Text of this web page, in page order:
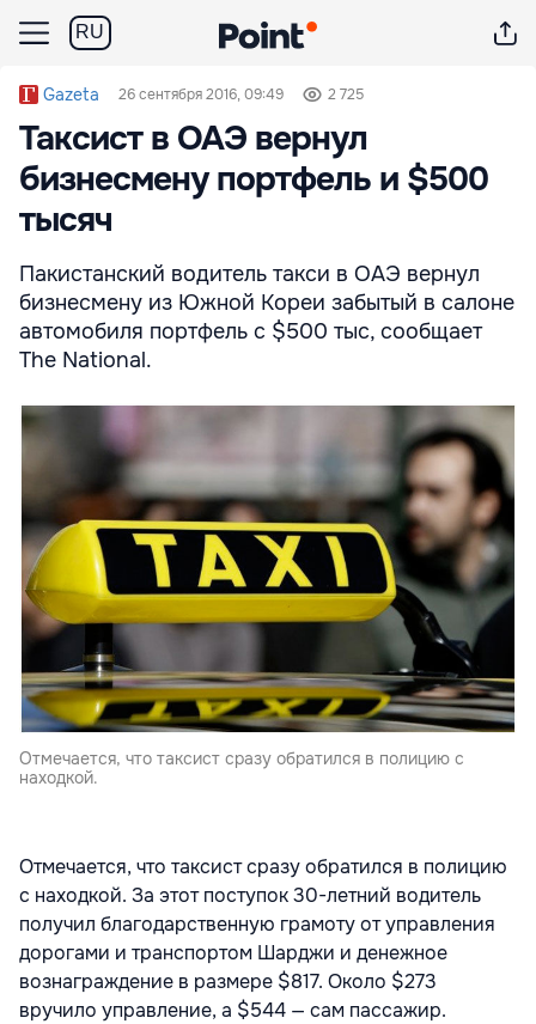
RU
Gazeta 26 сентября 2016, 09:49 2 725
Таксист в ОАЭ вернул
бизнесмену портфель и $500
тысяч
Пакистанский водитель такси в ОАЭ вернул
бизнесмену из Южной Кореи забытый в салоне
автомобиля портфель с $500 тыс, сообщает
The National.
Отмечается, что таксист сразу обратился в полицию с
находкой.
Отмечается, что таксист сразу обратился в полицию
с находкой. За этот поступок 30-летний водитель
получил благодарственную грамоту от управления
дорогами и транспортом Шарджи и денежное
вознаграждение в размере $817. Около $273
вручило управление, а $544 — сам пассажир.